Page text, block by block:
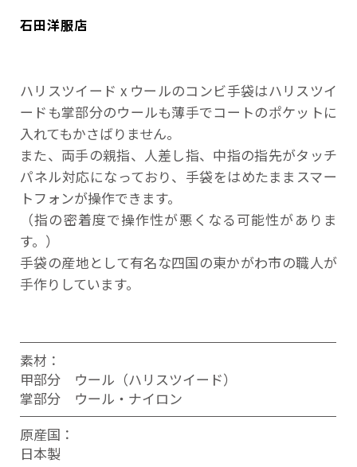
石田洋服店
ハリスツイード x ウールのコンビ手袋はハリスツイ
ードも掌部分のウールも薄手でコートのポケットに
入れてもかさばりません。
また、両手の親指、人差し指、中指の指先がタッチ
パネル対応になっており、手袋をはめたままスマー
トフォンが操作できます。
（指の密着度で操作性が悪くなる可能性がありま
す。）
手袋の産地として有名な四国の東かがわ市の職人が
手作りしています。
素材：
甲部分 ウール（ハリスツイード）
掌部分 ウール・ナイロン
原産国：
日本製